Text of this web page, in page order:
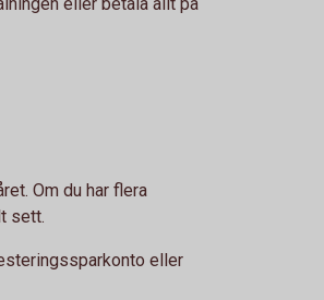
Om du har flera
sett.
eller